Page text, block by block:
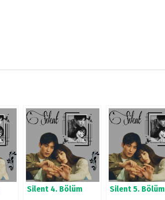
Silent 4. Bölüm Silent 5. Bölüm